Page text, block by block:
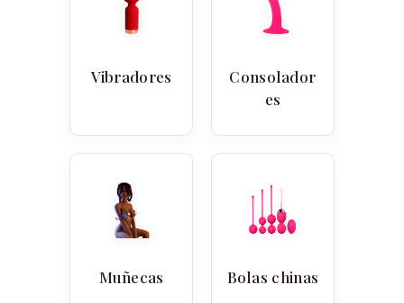
Vibradores
Consolador
es
Muñecas Bolas chinas